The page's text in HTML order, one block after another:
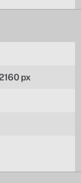
px